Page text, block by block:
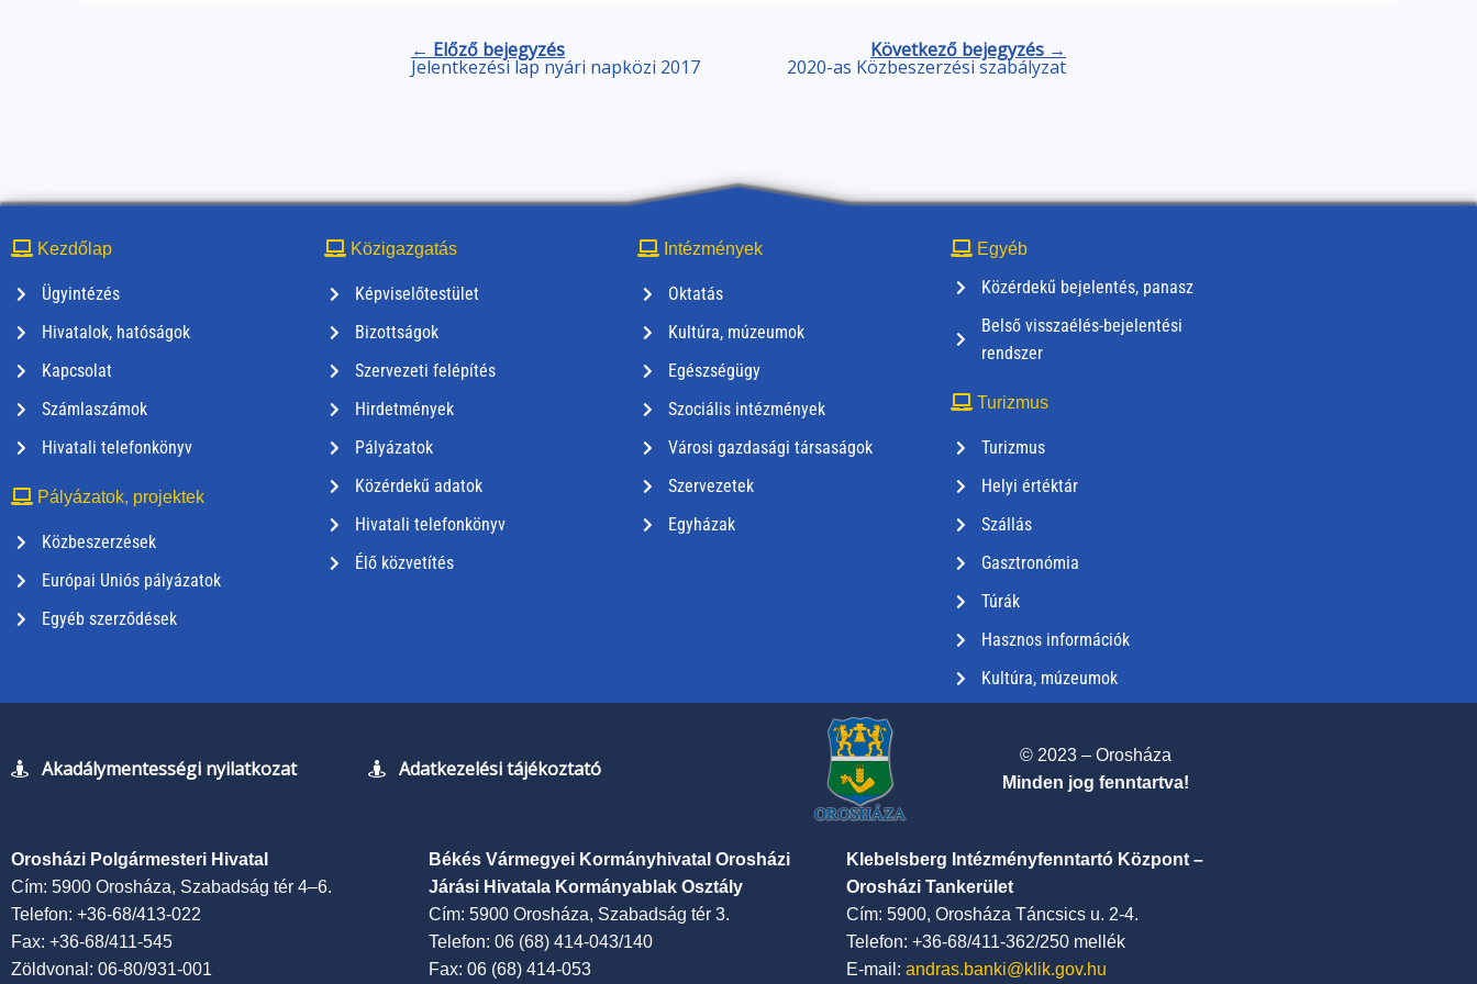
← Előző bejegyzés
Jelentkezési lap nyári napközi 2017
Következő bejegyzés →
2020-as Közbeszerzési szabályzat
Kezdőlap
Ügyintézés
Hivatalok, hatóságok
Kapcsolat
Számlaszámok
Hivatali telefonkönyv
Pályázatok, projektek
Közbeszerzések
Európai Uniós pályázatok
Egyéb szerződések
Közigazgatás
Képviselőtestület
Bizottságok
Szervezeti felépítés
Hirdetmények
Pályázatok
Közérdekű adatok
Hivatali telefonkönyv
Élő közvetítés
Intézmények
Oktatás
Kultúra, múzeumok
Egészségügy
Szociális intézmények
Városi gazdasági társaságok
Szervezetek
Egyházak
Egyéb
Közérdekű bejelentés, panasz
Belső visszaélés-bejelentési
rendszer
Turizmus
Turizmus
Helyi értéktár
Szállás
Gasztronómia
Túrák
Hasznos információk
Kultúra, múzeumok
Akadálymentességi nyilatkozat Adatkezelési tájékoztató
© 2023 – Orosháza
Minden jog fenntartva!
Orosházi Polgármesteri Hivatal
Cím: 5900 Orosháza, Szabadság tér 4–6.
Telefon: +36-68/413-022
Fax: +36-68/411-545
Zöldvonal: 06-80/931-001
Békés Vármegyei Kormányhivatal Orosházi
Járási Hivatala Kormányablak Osztály
Cím: 5900 Orosháza, Szabadság tér 3.
Telefon: 06 (68) 414-043/140
Fax: 06 (68) 414-053
Klebelsberg Intézményfenntartó Központ –
Orosházi Tankerület
Cím: 5900, Orosháza Táncsics u. 2-4.
Telefon: +36-68/411-362/250 mellék
E-mail: andras.banki@klik.gov.hu